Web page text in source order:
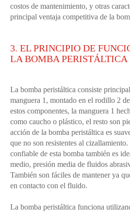
costos de mantenimiento, y otras
principal ventaja competitiva de la
3. EL PRINCIPIO DE
LA BOMBA PERISTÁLTICA
La bomba peristáltica consiste
manguera 1, montado en el rodillo 2
estos componentes, la manguera 1
como caucho o plástico, el resto son
acción de la bomba peristáltica es
que no son resistentes al
confiable de esta bomba también es
medio, presión media de fluidos
También son fáciles de mantener ya
en contacto con el fluido.
La bomba peristáltica funciona